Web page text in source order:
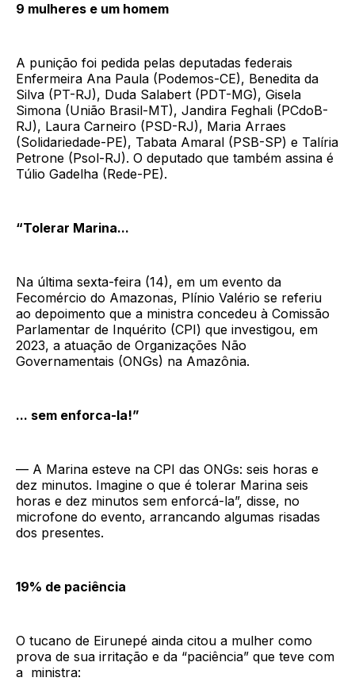
9 mulheres e um homem
A punição foi pedida pelas deputadas federais
Enfermeira Ana Paula (Podemos-CE), Benedita da
Silva (PT-RJ), Duda Salabert (PDT-MG), Gisela
Simona (União Brasil-MT), Jandira Feghali (PCdoB-
RJ), Laura Carneiro (PSD-RJ), Maria Arraes
(Solidariedade-PE), Tabata Amaral (PSB-SP) e Talíria
Petrone (Psol-RJ). O deputado que também assina é
Túlio Gadelha (Rede-PE).
“Tolerar Marina...
Na última sexta-feira (14), em um evento da
Fecomércio do Amazonas, Plínio Valério se referiu
ao depoimento que a ministra concedeu à Comissão
Parlamentar de Inquérito (CPI) que investigou, em
2023, a atuação de Organizações Não
Governamentais (ONGs) na Amazônia.
... sem enforca-la!”
— A Marina esteve na CPI das ONGs: seis horas e
dez minutos. Imagine o que é tolerar Marina seis
horas e dez minutos sem enforcá-la”, disse, no
microfone do evento, arrancando algumas risadas
dos presentes.
19% de paciência
O tucano de Eirunepé ainda citou a mulher como
prova de sua irritação e da “paciência” que teve com
a ministra: